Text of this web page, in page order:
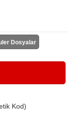
Dosyalar
Kod)